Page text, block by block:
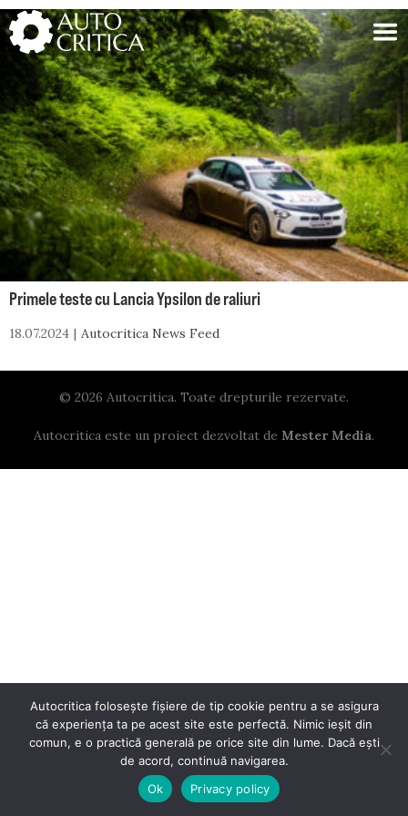
Skip
to
content
Primele teste cu Lancia Ypsilon de raliuri
18.07.2024 Autocritica News Feed
© 2026 Autocritica. Toate drepturile rezervate.
Autocritica este un proiect dezvoltat de Mester Media.
Autocritica folosește fișiere de tip cookie pentru a se asigura
că experiența ta pe acest site este perfectă. Nimic ieșit din
comun, e o practică generală pe orice site din lume. Dacă ești
de acord, continuă navigarea.
Ok
Privacy policy